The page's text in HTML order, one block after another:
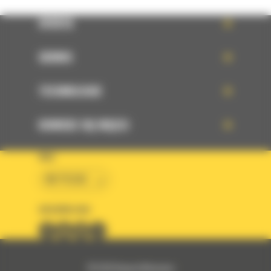
OFERTA
SERWIS
TECHNOLOGIE
DOWIEDZ SIĘ WIĘCEJ
KRAJ